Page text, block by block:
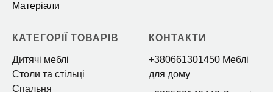
Матеріали
КАТЕГОРІЇ ТОВАРІВ
Дитячі меблі
Столи та стільці
Спальня
КОНТАКТИ
+380661301450 Меблі
для дому